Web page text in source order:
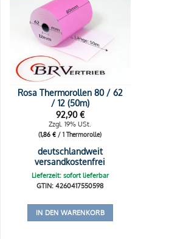
Rosa Thermorollen 80 / 62
/ 12 (50m)
92,90€
Zzgl. 19% USt.
(1,86€ / 1 Thermorolle)
deutschlandweit
versandkostenfrei
Lieferzeit: sofort lieferbar
GTIN: 4260417550598
IN DEN WARENKORB